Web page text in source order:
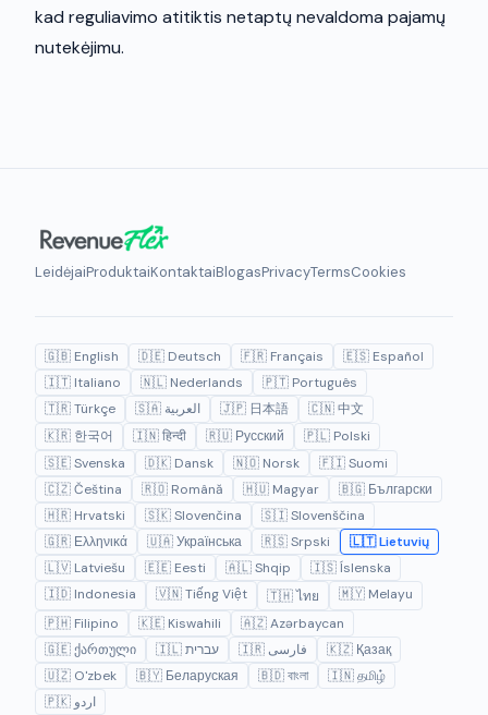
kad reguliavimo atitiktis netaptų nevaldoma pajamų
nutekėjimu.
LeidėjaiProduktaiKontaktaiBlogasPrivacyTermsCookies
🇬🇧 English 🇩🇪 Deutsch 🇫🇷 Français
🇪🇸 Español
🇮🇹 Italiano
🇳🇱 Nederlands
🇵🇹 Português
🇹🇷 Türkçe
🇸🇦 العربية 🇯🇵 日本語
🇨🇳 中文
🇰🇷 한국어
🇮🇳 हिन्दी 🇷🇺 Русский
🇵🇱 Polski
🇸🇪 Svenska
🇩🇰 Dansk 🇳🇴 Norsk
🇫🇮 Suomi
🇨🇿 Čeština
🇷🇴 Română 🇭🇺 Magyar
🇧🇬 Български
🇭🇷 Hrvatski
🇸🇰 Slovenčina
🇸🇮 Slovenščina
🇬🇷 Ελληνικά
🇺🇦 Українська 🇷🇸 Srpski
🇱🇹 Lietuvių
🇱🇻 Latviešu
🇪🇪 Eesti 🇦🇱 Shqip
🇮🇸 Íslenska
🇮🇩 Indonesia
🇻🇳 Tiếng Việt 🇹🇭 ไทย
🇲🇾 Melayu
🇵🇭 Filipino
🇰🇪 Kiswahili
🇦🇿 Azərbaycan
🇬🇪 ქართული
🇮🇱 עברית 🇮🇷 فارسی
🇰🇿 Қазақ
🇺🇿 O'zbek
🇧🇾 Беларуская 🇧🇩 বাংলা
🇮🇳 தமிழ்
🇵🇰 اردو